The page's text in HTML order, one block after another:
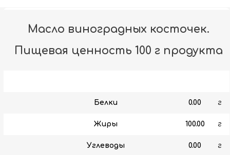
Масло виноградных косточек.
Пищевая ценность 100 г продукта
Белки 0.00 г
Жиры 100.00 г
Углеводы 0.00 г